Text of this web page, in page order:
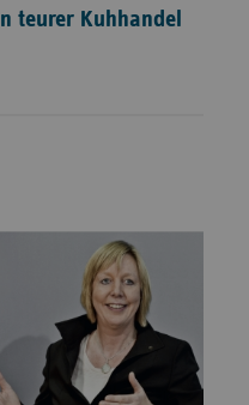
teurer Kuhhandel